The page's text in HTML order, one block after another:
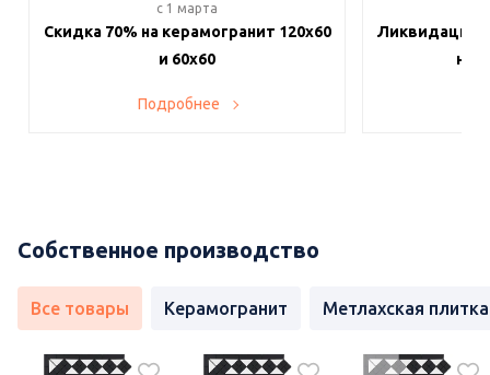
c 1 марта
Скидка 70% на керамогранит 120х60
и 60х60
Подробнее
Ликвидация
на
Собственное производство
Все товары Керамогранит Метлахская плитка